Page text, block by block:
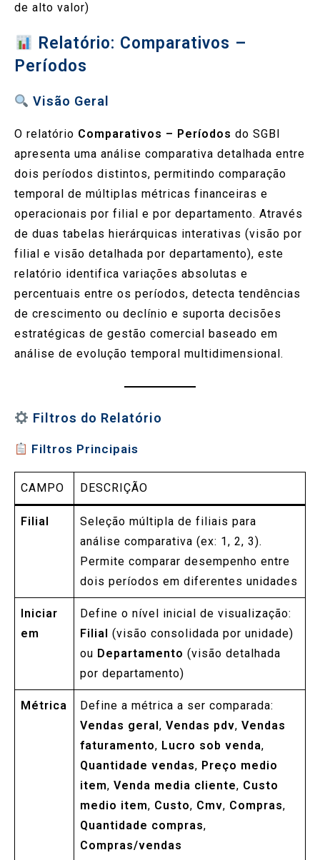
de alto valor)
Relatório: Comparativos –
Períodos
Visão Geral
O relatório Comparativos – Períodos do SGBI
apresenta uma análise comparativa detalhada entre
dois períodos distintos, permitindo comparação
temporal de múltiplas métricas financeiras e
operacionais por filial e por departamento. Através
de duas tabelas hierárquicas interativas (visão por
filial e visão detalhada por departamento), este
relatório identifica variações absolutas e
percentuais entre os períodos, detecta tendências
de crescimento ou declínio e suporta decisões
estratégicas de gestão comercial baseado em
análise de evolução temporal multidimensional.
Filtros do Relatório
Filtros Principais
CAMPO DESCRIÇÃO
Filial
Seleção múltipla de filiais para
análise comparativa (ex: 1, 2, 3).
Permite comparar desempenho entre
dois períodos em diferentes unidades
Iniciar
em
Define o nível inicial de visualização:
Filial (visão consolidada por unidade)
ou Departamento (visão detalhada
por departamento)
Métrica
Define a métrica a ser comparada:
Vendas geral , Vendas pdv, Vendas
faturamento, Lucro sob venda,
Quantidade vendas, Preço medio
item, Venda media cliente, Custo
medio item, Custo, Cmv, Compras,
Quantidade compras,
Compras/vendas